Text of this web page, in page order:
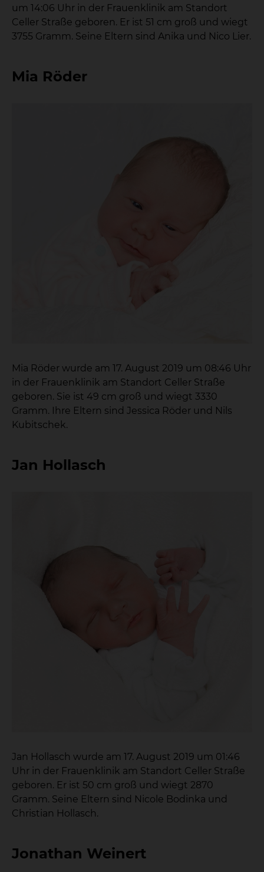
um 14:06 Uhr in der Frauenklinik am Standort
Celler Straße geboren. Er ist 51 cm groß und wiegt
3755 Gramm. Seine Eltern sind Anika und Nico Lier.
Mia Röder
Mia Röder wurde am 17. August 2019 um 08:46 Uhr
in der Frauenklinik am Standort Celler Straße
geboren. Sie ist 49 cm groß und wiegt 3330
Gramm. Ihre Eltern sind Jessica Röder und Nils
Kubitschek.
Jan Hollasch
Jan Hollasch wurde am 17. August 2019 um 01:46
Uhr in der Frauenklinik am Standort Celler Straße
geboren. Er ist 50 cm groß und wiegt 2870
Gramm. Seine Eltern sind Nicole Bodinka und
Christian Hollasch.
Jonathan Weinert